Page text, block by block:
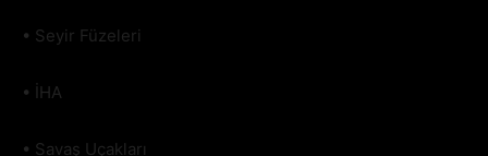
• Seyir Füzeleri
• İHA
• Savaş Uçakları